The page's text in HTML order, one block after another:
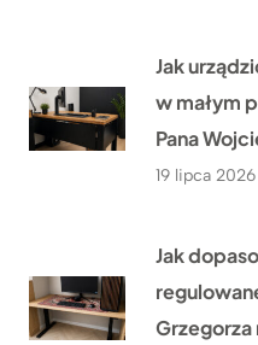
Jak
w małym
Pana
19 lipca 2026
Jak
Grzegorza